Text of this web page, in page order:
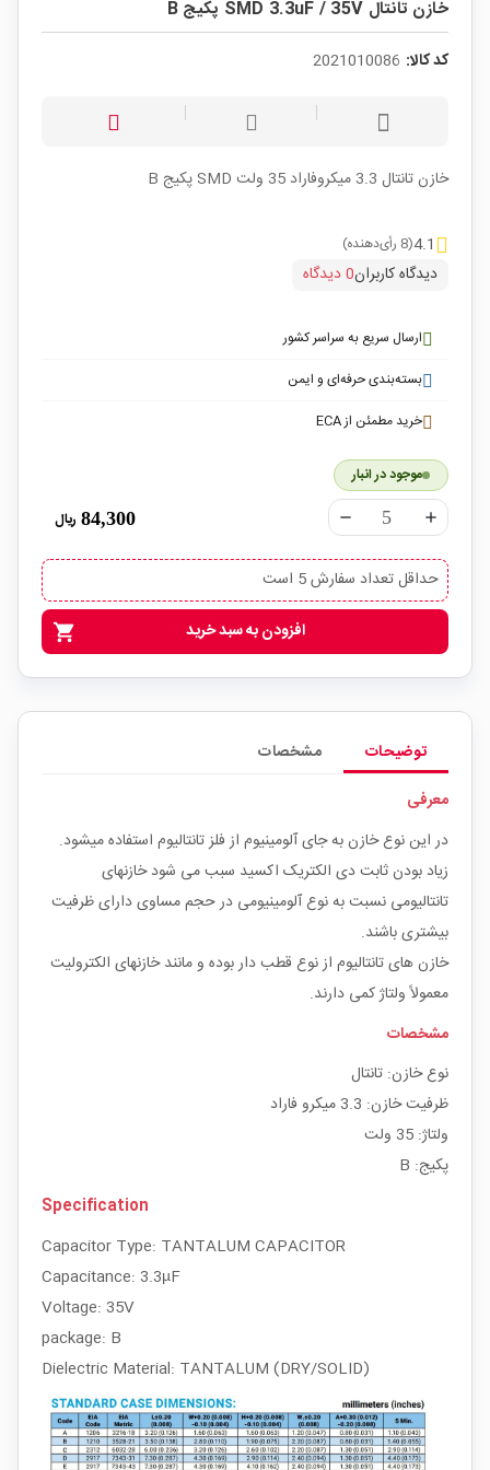
خازن تانتال SMD 3.3uF / 35V پکیج B
کد کالا: 2021010086
خازن تانتال 3.3 میکروفاراد 35 ولت SMD پکیج B
4.1(8 رأی‌دهنده)
دیدگاه کاربران0 دیدگاه
ارسال سریع به سراسر کشور
بسته‌بندی حرفه‌ای و ایمن
خرید مطمئن از ECA
موجود در انبار
remove add
84,300 ریال
حداقل تعداد سفارش 5 است
shopping_cart افزودن به سبد خرید
توضیحات
مشخصات
معرفی
در این نوع خازن به جای آلومینیوم از فلز تانتالیوم استفاده میشود.
زیاد بودن ثابت دی الکتریک اکسید سبب می شود خازنهای
تانتالیومی نسبت به نوع آلومینیومی در حجم مساوی دارای ظرفیت
بیشتری باشند.
خازن های تانتالیوم از نوع قطب دار بوده و مانند خازنهای الکترولیت
معمولاً ولتاژ کمی دارند.
مشخصات
نوع خازن: تانتال
ظرفیت خازن: 3.3 میکرو فاراد
ولتاژ: 35 ولت
پکیج: B
Specification
Capacitor Type: TANTALUM CAPACITOR
Capacitance: 3.3µF
Voltage: 35V
package: B
Dielectric Material: TANTALUM (DRY/SOLID)